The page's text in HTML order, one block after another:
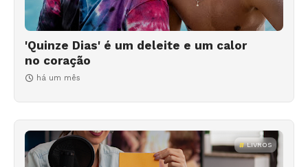
'Quinze Dias' é um deleite e um calor
no coração
há um mês
LIVROS